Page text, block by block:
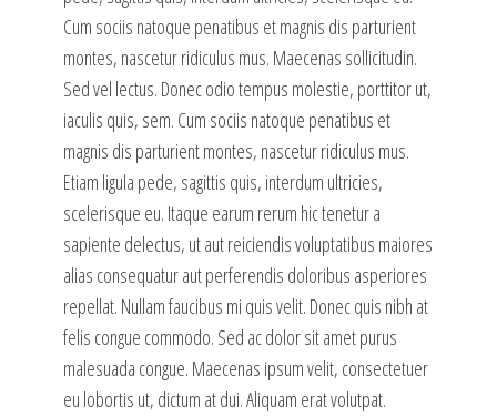
Cum sociis natoque penatibus et magnis dis parturient
montes, nascetur ridiculus mus. Maecenas sollicitudin.
Sed vel lectus. Donec odio tempus molestie, porttitor ut,
iaculis quis, sem. Cum sociis natoque penatibus et
magnis dis parturient montes, nascetur ridiculus mus.
Etiam ligula pede, sagittis quis, interdum ultricies,
scelerisque eu. Itaque earum rerum hic tenetur a
sapiente delectus, ut aut reiciendis voluptatibus maiores
alias consequatur aut perferendis doloribus asperiores
repellat. Nullam faucibus mi quis velit. Donec quis nibh at
felis congue commodo. Sed ac dolor sit amet purus
malesuada congue. Maecenas ipsum velit, consectetuer
eu lobortis ut, dictum at dui. Aliquam erat volutpat.